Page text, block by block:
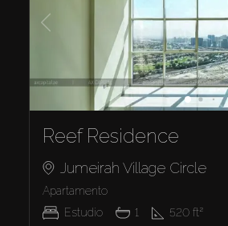
Reef Residence
Jumeirah Village Circle
Apartamento
Estudio
1 520 ft²